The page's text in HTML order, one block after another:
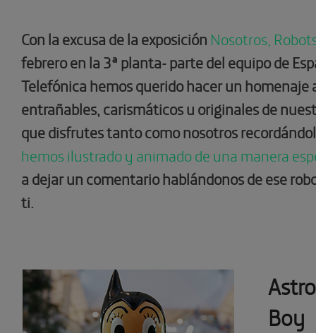
Con la excusa de la exposición Nosotros,
febrero en la 3ª planta- parte del equipo de
Telefónica hemos querido hacer un homenaje
entrañables, carismáticos u originales de
que disfrutes tanto como nosotros
hemos ilustrado y animado de una manera
a dejar un comentario hablándonos de ese
ti.
Astro
Boy